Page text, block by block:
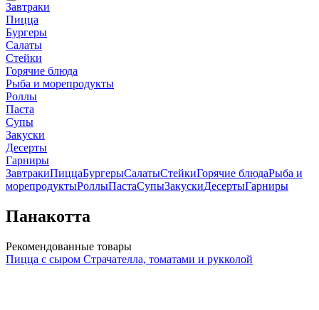
Завтраки
Пицца
Бургеры
Салаты
Стейки
Горячие блюда
Рыба и морепродукты
Роллы
Паста
Супы
Закуски
Десерты
Гарниры
ЗавтракиПиццаБургерыСалатыСтейкиГорячие блюдаРыба и
морепродуктыРоллыПастаСупыЗакускиДесертыГарниры
Панакотта
Рекомендованные товары
Пицца с сыром Страчателла, томатами и рукколой